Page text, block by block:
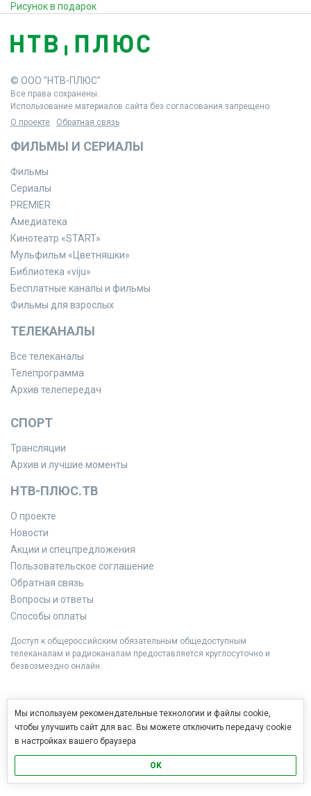
Рисунок в подарок
© ООО "НТВ-ПЛЮС"
Все права сохранены.
Использование материалов сайта без согласования запрещено.
О проекте
Обратная связь
ФИЛЬМЫ И СЕРИАЛЫ
Фильмы
Сериалы
PREMIER
Амедиатека
Кинотеатр «START»
Мульфильм «Цветняшки»
Библиотека «viju»
Бесплатные каналы и фильмы
Фильмы для взрослых
ТЕЛЕКАНАЛЫ
Все телеканалы
Телепрограмма
Архив телепередач
СПОРТ
Трансляции
Архив и лучшие моменты
НТВ-ПЛЮС.ТВ
О проекте
Новости
Акции и спецпредложения
Пользовательское соглашение
Обратная связь
Вопросы и ответы
Способы оплаты
Доступ к общероссийским обязательным общедоступным
телеканалам и радиоканалам предоставляется круглосуточно и
безвозмездно онлайн.
Мы используем рекомендательные технологии и файлы cookie,
чтобы улучшить сайт для вас. Вы можете отключить передачу cookie
в настройках вашего браузера
OK